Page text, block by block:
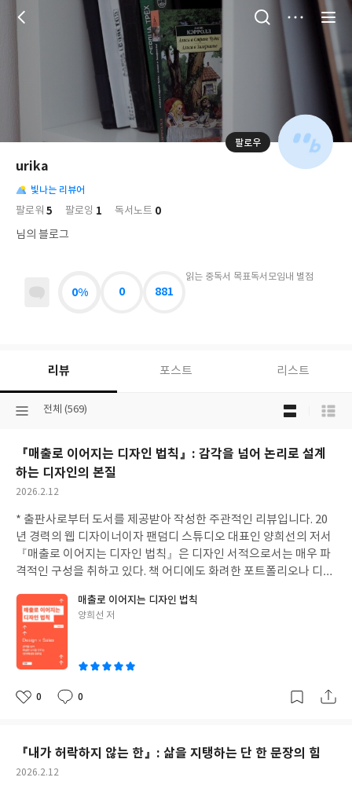
팔로우
urika
님
의
사
락
빛나는 리뷰어
팔로워 5 팔로잉 1 독서노트 0
님의 블로그
읽는 중독서 목표
0%
독서모임
0
내 별점
881
리뷰 포스트 리스트
선
분
류
전체 (569)
선
『매출로 이어지는 디자인 법칙』: 감각을 넘어 논리로 설계
하는 디자인의 본질
작
일
2026.2.12
* 출판사로부터 도서를 제공받아 작성한 주관적인 리뷰입니다. 20
년 경력의 웹 디자이너이자 팬덤디 스튜디오 대표인 양희선의 저서
『매출로 이어지는 디자인 법칙』은 디자인 서적으로서는 매우 파
격적인 구성을 취하고 있다. 책 어디에도 화려한 포트폴리오나 디자
인을 언어로 설명할 수 있어야 한다”는 확고한 철학을 바탕으로, 이
미지가 아닌 텍스트만으로 디자인의 본질을 꿰뚫는다. 저자에 따르
면, 디자인을 언어로 설명할 수 있다는 것은 그 이면에 깊이 있는 사
유와 자기만의 명확한 기준이 존재한다는 증거이다. 많은 디자이너
가 불안을 느끼는 근본적인 이유는 재능의 부족이 아니라, 자신의
작업을 뒷받침할 논리적 구조와 설계 기준이 없기 때문이다. 저자는
자인이 단순히 개인의 심미적인 감각에 의존하는 영역을 넘어, 치밀
하게 설계된 논리의 산물임을 시사한다. 책은 철학적 담론에 머물지
않고, '매출'이라는 실질적인 비즈니스 성과로 이어지는 7가지 성공
매출로 이어지는 디자인 법칙
글
양희선 저
좋
0
댓
0
작
『내가 허락하지 않는 한』: 삶을 지탱하는 단 한 문장의 힘
작
2026.2.12